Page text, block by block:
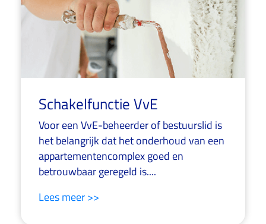
Schakelfunctie VvE
Voor een VvE-beheerder of bestuurslid is
het belangrijk dat het onderhoud van een
appartementencomplex goed en
betrouwbaar geregeld is....
Lees meer >>